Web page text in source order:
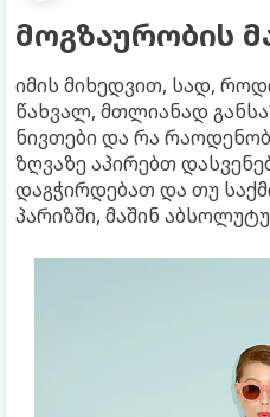
მოგზაურობის
იმის მიხედვით, სად,
წახვალ, მთლიანად
ნივთები და რა
ზღვაზე აპირებთ
დაგჭირდებათ და თუ
პარიზში, მაშინ